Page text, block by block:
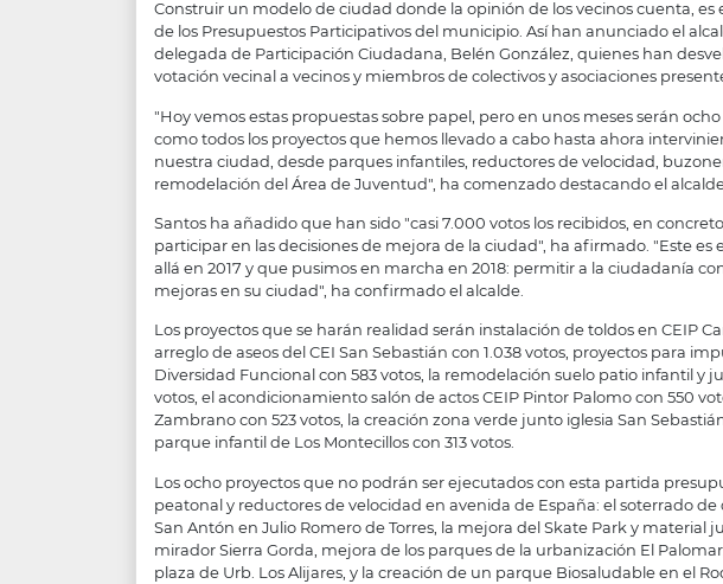
Construir un modelo de ciudad donde la opinión de los vecinos cuenta, es
de los Presupuestos Participativos del municipio. Así han anunciado el
delegada de Participación Ciudadana, Belén González, quienes han
votación vecinal a vecinos y miembros de colectivos y asociaciones
"Hoy vemos estas propuestas sobre papel, pero en unos meses serán
como todos los proyectos que hemos llevado a cabo hasta ahora
nuestra ciudad, desde parques infantiles, reductores de velocidad,
remodelación del Área de Juventud", ha comenzado destacando el
Santos ha añadido que han sido "casi 7.000 votos los recibidos, en
participar en las decisiones de mejora de la ciudad", ha afirmado. "Este
allá en 2017 y que pusimos en marcha en 2018: permitir a la ciudadanía
mejoras en su ciudad", ha confirmado el alcalde.
Los proyectos que se harán realidad serán instalación de toldos en CEIP
arreglo de aseos del CEI San Sebastián con 1.038 votos, proyectos para
Diversidad Funcional con 583 votos, la remodelación suelo patio infantil y
votos, el acondicionamiento salón de actos CEIP Pintor Palomo con 550
Zambrano con 523 votos, la creación zona verde junto iglesia San
parque infantil de Los Montecillos con 313 votos.
Los ocho proyectos que no podrán ser ejecutados con esta partida
peatonal y reductores de velocidad en avenida de España: el soterrado
San Antón en Julio Romero de Torres, la mejora del Skate Park y material
mirador Sierra Gorda, mejora de los parques de la urbanización El
plaza de Urb. Los Alijares, y la creación de un parque Biosaludable en el